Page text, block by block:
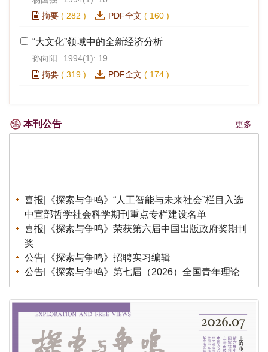
摘要 ( 282 ) PDF全文 ( 160 )
“大文化”领域中的全新经济分析
孙向阳
1994(1): 19.
摘要 ( 319 ) PDF全文 ( 174 )
本刊公告 更多...
喜报|《探索与争鸣》“人工智能与未来社会”栏目入选
中宣部哲学社会科学期刊重点专栏建设名单
喜报|《探索与争鸣》荣获第六届中国出版政府奖期刊
奖
公告|《探索与争鸣》招聘实习编辑
公告|《探索与争鸣》第七届（2026）全国青年理论
荣誉|《探索与争鸣》2025再度蝉联国家社科基金资
助期刊“优秀期刊”
荣誉|《探索与争鸣》入展第三十一届北京国际图书博